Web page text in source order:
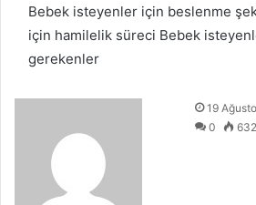
Bebek isteyenler için beslenme
için hamilelik süreci Bebek
gerekenler
Bir
e-
19
0
632